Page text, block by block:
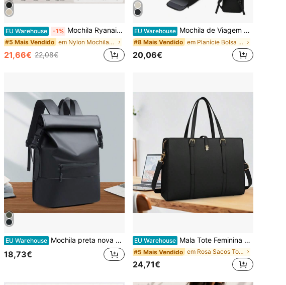
EU Warehouse -1% Mochila Ryanair 40 x 20 x 25 cm, mochila de portátil compatível com as normas da companhia aérea, adequada para homem e mulher, 15,6 polegadas, volta às aulas
#5 Mais Vendido em Nylon Mochilas Femininas
21,66€ 22,08€
EU Warehouse Mochila de Viagem Ryanair, Mala de Cabine 40x20x25 com Compartimento para Sapatos, Mala de Cabine para Debaixo do Assento, Mala de Aviação, Mochila de Viagem Feminina
#8 Mais Vendido em Planície Bolsa esportiva
20,06€
EU Warehouse Mochila preta nova com aba impermeável para homem, mala de portátil para viagens de negócios, deslocações e escritório, para estudante do ensino secundário
18,73€
EU Warehouse Mala Tote Feminina 2026, Mala para Portátil Feminina, Mala de Mão para Portátil de 15,6 Polegadas, Mala de PU Feminina Simples e Elegante
#5 Mais Vendido em Rosa Sacos Tote Femininos
24,71€